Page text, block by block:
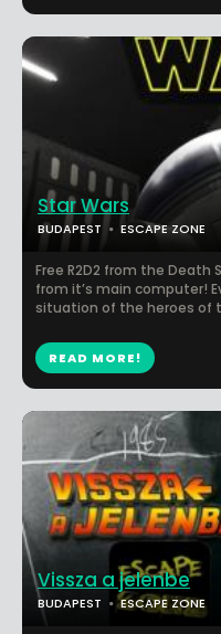
Star Wars
BUDAPEST ESCAPE ZONE
Free R2D2 from the
from it’s main computer!
situation of the heroes of
READ MORE!
Vissza a jelenbe
BUDAPEST ESCAPE ZONE